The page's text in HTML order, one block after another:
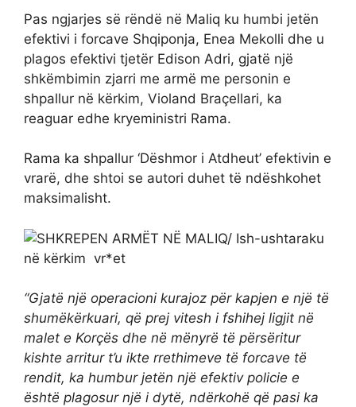
Pas ngjarjes së rëndë në Maliq ku humbi jetën
efektivi i forcave Shqiponja, Enea Mekolli dhe u
plagos efektivi tjetër Edison Adri, gjatë një
shkëmbimin zjarri me armë me personin e
shpallur në kërkim, Violand Braçellari, ka
reaguar edhe kryeministri Rama.
Rama ka shpallur ‘Dëshmor i Atdheut’ efektivin e
vrarë, dhe shtoi se autori duhet të ndëshkohet
maksimalisht.
“Gjatë një operacioni kurajoz për kapjen e një të
shumëkërkuari, që prej vitesh i fshihej ligjit në
malet e Korçës dhe në mënyrë të përsëritur
kishte arritur t’u ikte rrethimeve të forcave të
rendit, ka humbur jetën një efektiv policie e
është plagosur një i dytë, ndërkohë që pasi ka